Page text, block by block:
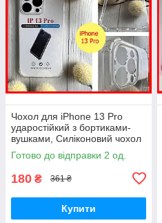
Чохол для iPhone 13 Pro
ударостійкий з бортиками-
вушками, Силіконовий чохол
з зах. камери кутів на айфон
13про
Готово до відправки 2 од.
180 ₴ 361 ₴
Купити